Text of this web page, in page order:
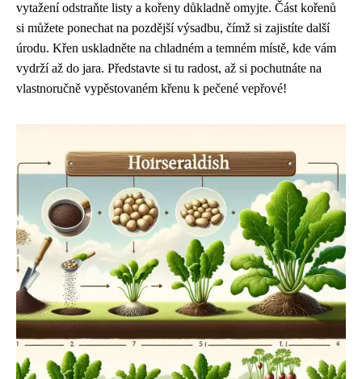
vytažení odstraňte listy a kořeny důkladně omyjte. Část kořenů
si můžete ponechat na pozdější výsadbu, čímž si zajistíte další
úrodu. Křen uskladněte na chladném a temném místě, kde vám
vydrží až do jara. Představte si tu radost, až si pochutnáte na
vlastnoručně vypěstovaném křenu k pečené vepřové!